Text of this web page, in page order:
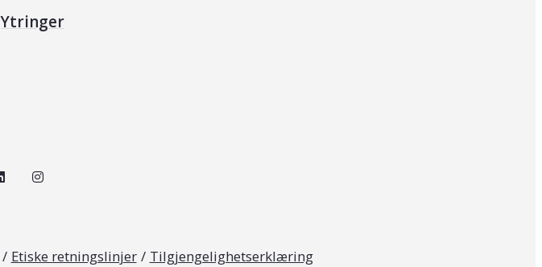
Ytringer
/ Etiske retningslinjer / Tilgjengelighetserklæring